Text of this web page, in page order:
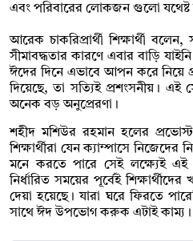
এবং পরিবারের লোকজন গুলো যথেষ্ট
আরেক চাকরিপ্রার্থী শিক্ষার্থী
সীমাবদ্ধতার কারণে এবার বাড়ি
ঈদের দিনে এভাবে আপন করে নিয়ে
দিয়েছে, তা সত্যিই প্রশংসনীয়।
অনেক বড় অনুপ্রেরণা।
শহীদ মশিউর রহমান হলের
শিক্ষার্থীরা যেন ক্যাম্পাসে
মনে করতে পারে সেই লক্ষ্যেই
নির্ধারিত সময়ের পূর্বেই
দেয়া হয়েছে। যারা ঘরে ফিরতে
সাথে ঈদ উপভোগ করুক এটাই কাম্য।